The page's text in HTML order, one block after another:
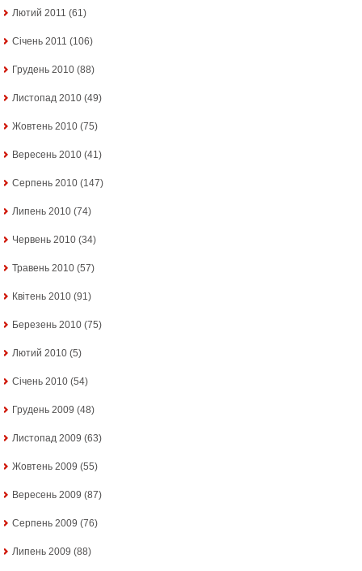
Лютий 2011 (61)
Січень 2011 (106)
Грудень 2010 (88)
Листопад 2010 (49)
Жовтень 2010 (75)
Вересень 2010 (41)
Серпень 2010 (147)
Липень 2010 (74)
Червень 2010 (34)
Травень 2010 (57)
Квітень 2010 (91)
Березень 2010 (75)
Лютий 2010 (5)
Січень 2010 (54)
Грудень 2009 (48)
Листопад 2009 (63)
Жовтень 2009 (55)
Вересень 2009 (87)
Серпень 2009 (76)
Липень 2009 (88)